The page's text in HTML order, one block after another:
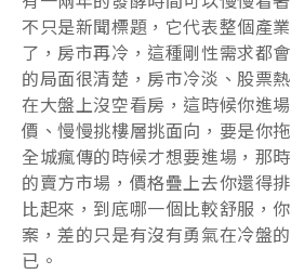
不只是新聞標題，它代表整個產
了，房市再冷，這種剛性需求都
的局面很清楚，房市冷淡、股票
在大盤上沒空看房，這時候你進
價、慢慢挑樓層挑面向，要是你
全城瘋傳的時候才想要進場，那
的賣方市場，價格疊上去你還得
比起來，到底哪一個比較舒服，
案，差的只是有沒有勇氣在冷盤
已。